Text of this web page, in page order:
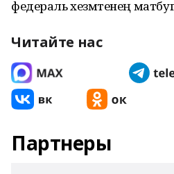
федераль хезмәтенең
Читайте нас
Партнеры